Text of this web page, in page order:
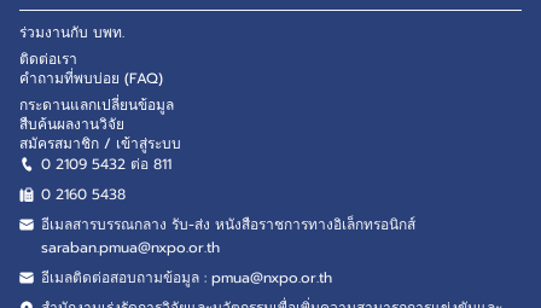
ร่วมงานกับ บพท.
ติดต่อเรา
คำถามที่พบบ่อย (FAQ)
กระดานแลกเปลี่ยนข้อมูล
สืบค้นผลงานวิจัย
สมัครสมาชิก / เข้าสู่ระบบ
0 2109 5432 ต่อ 811
0 2160 5438
อีเมลสารบรรณกลาง รับ-ส่ง หนังสือราชการทางอิเล็กทรอนิกส์
saraban.pmua@nxpo.or.th
อีเมลติดต่อสอบถามข้อมูล : pmua@nxpo.or.th